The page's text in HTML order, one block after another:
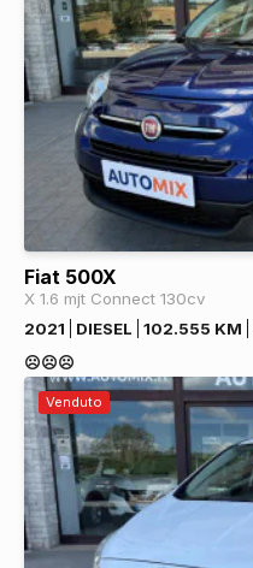
Fiat 500X
X 1.6 mjt Connect 130cv
2021
DIESEL 102.555 KM
☹️☹️☹️
Venduto